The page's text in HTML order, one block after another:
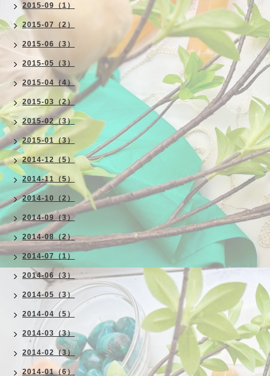
2015-09（1）
2015-07（2）
2015-06（3）
2015-05（3）
2015-04（4）
2015-03（2）
2015-02（3）
2015-01（3）
2014-12（5）
2014-11（5）
2014-10（2）
2014-09（3）
2014-08（2）
2014-07（1）
2014-06（3）
2014-05（3）
2014-04（5）
2014-03（3）
2014-02（3）
2014-01（6）